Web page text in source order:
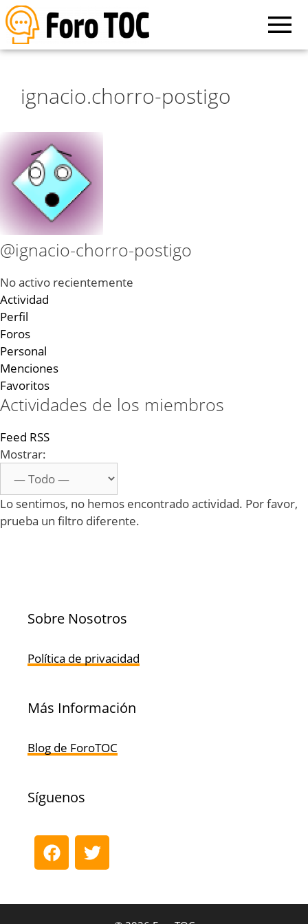
ignacio.chorro-postigo
@ignacio-chorro-postigo
No activo recientemente
Actividad
Perfil
Foros
Personal
Menciones
Favoritos
Actividades de los miembros
Feed RSS
Mostrar:
Lo sentimos, no hemos encontrado actividad. Por favor,
prueba un filtro diferente.
Sobre Nosotros
Política de privacidad
Más Información
Blog de ForoTOC
Síguenos